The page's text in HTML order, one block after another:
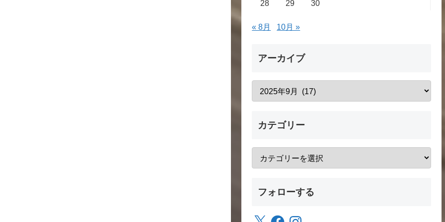
28
29 30
« 8月 10月 »
アーカイブ
カテゴリー
フォローする
X FacebookInstagram